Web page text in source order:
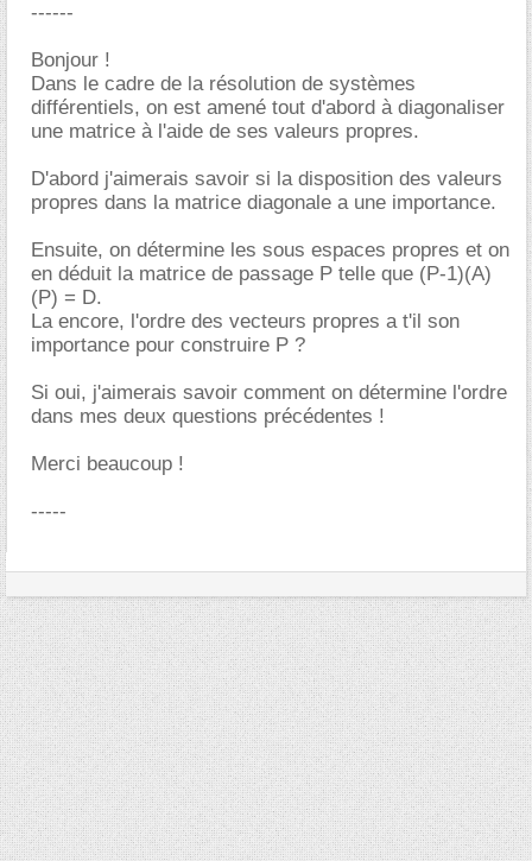
------
Bonjour !
Dans le cadre de la résolution de systèmes
différentiels, on est amené tout d'abord à diagonaliser
une matrice à l'aide de ses valeurs propres.
D'abord j'aimerais savoir si la disposition des valeurs
propres dans la matrice diagonale a une importance.
Ensuite, on détermine les sous espaces propres et on
en déduit la matrice de passage P telle que (P-1)(A)
(P) = D.
La encore, l'ordre des vecteurs propres a t'il son
importance pour construire P ?
Si oui, j'aimerais savoir comment on détermine l'ordre
dans mes deux questions précédentes !
Merci beaucoup !
-----